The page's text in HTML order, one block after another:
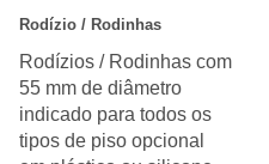
Rodízio / Rodinhas
Rodízios / Rodinhas com
55 mm de diâmetro
indicado para todos os
tipos de piso opcional